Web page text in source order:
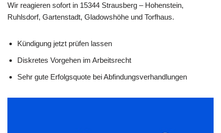
Wir reagieren sofort in 15344 Strausberg – Hohenstein,
Ruhlsdorf, Gartenstadt, Gladowshöhe und Torfhaus.
Kündigung jetzt prüfen lassen
Diskretes Vorgehen im Arbeitsrecht
Sehr gute Erfolgsquote bei Abfindungsverhandlungen